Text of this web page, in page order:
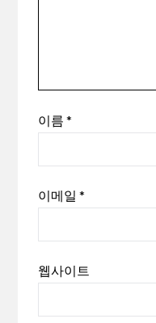
이름*
이메일*
웹사이트